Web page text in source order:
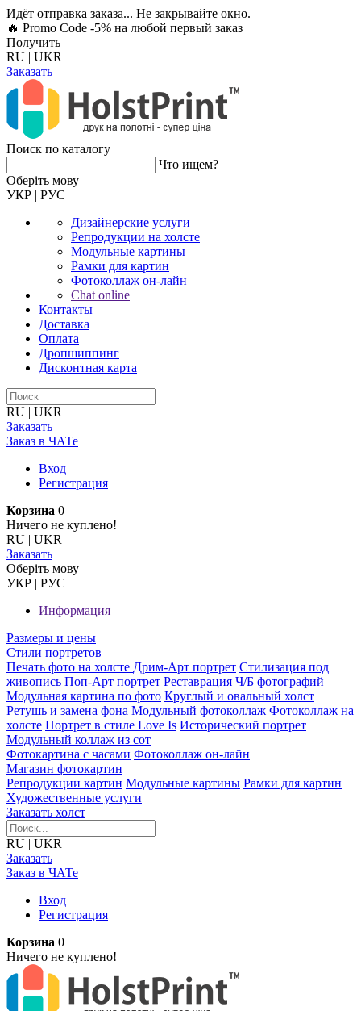
Идёт отправка заказа... Не закрывайте окно.
🔥 Promo Code -5% на любой первый заказ
Получить
RU | UKR
Заказать
Поиск по каталогу
Что ищем?
Оберiть мову
УКР | РУС
Дизайнерские услуги
Репродукции на холсте
Модульные картины
Рамки для картин
Фотоколлаж он-лайн
Chat online
Контакты
Доставка
Оплата
Дропшиппинг
Дисконтная карта
RU | UKR
Заказать
Заказ в ЧАТе
Вход
Регистрация
Корзина 0
Ничего не куплено!
RU | UKR
Заказать
Оберiть мову
УКР | РУС
Информация
Размеры и цены
Стили портретов
Печать фото на холсте Дрим-Арт портрет Стилизация под
живопись Поп-Арт портрет Реставрация Ч/Б фотографий
Модульная картина по фото Круглый и овальный холст
Ретушь и замена фона Модульный фотоколлаж Фотоколлаж на
холсте Портрет в стиле Love Is Исторический портрет
Модульный коллаж из сот
Фотокартина с часами Фотоколлаж он-лайн
Магазин фотокартин
Репродукции картин Модульные картины Рамки для картин
Художественные услуги
Заказать холст
RU | UKR
Заказать
Заказ в ЧАТе
Вход
Регистрация
Корзина 0
Ничего не куплено!